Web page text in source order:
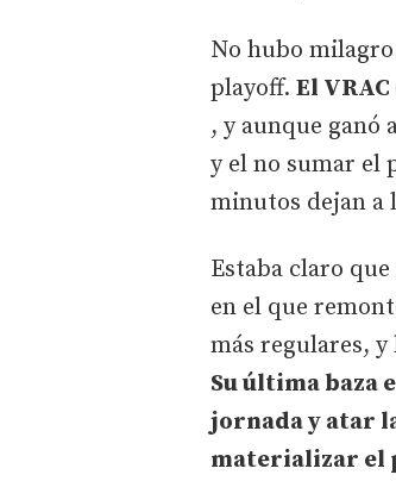
No hubo
playoff. El
, y aunque ganó
y el no sumar el
minutos dejan a
Estaba claro
en el que
más regulares, y
Su última baza
jornada y atar
materializar el